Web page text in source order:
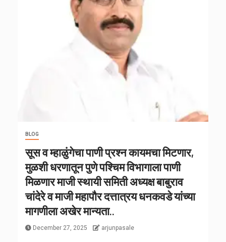
BLOG
सूस व म्हाळुंगेचा पाणी प्रश्न कायमचा मिटणार,
मुळशी धरणातून पुणे पश्चिम विभागाला पाणी
मिळणार माजी स्थायी समिती अध्यक्ष बाबुराव
चांदेरे व माजी महापौर दत्तात्रय धनकवडे यांच्या
मागणीला अखेर मान्यता..
December 27, 2025 arjunpasale